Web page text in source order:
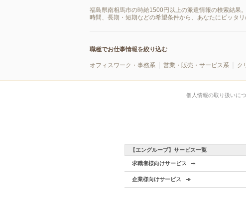
福島県南相馬市の時給1500円以上の派遣情報の検索結果
時間、長期・短期などの希望条件から、あなたにピッタリ
職種でお仕事情報を絞り込む
オフィスワーク・事務系 営業・販売・サービス系 ク
個人情報の取り扱いに
【エングループ】サービス一覧
求職者様向けサービス
企業様向けサービス